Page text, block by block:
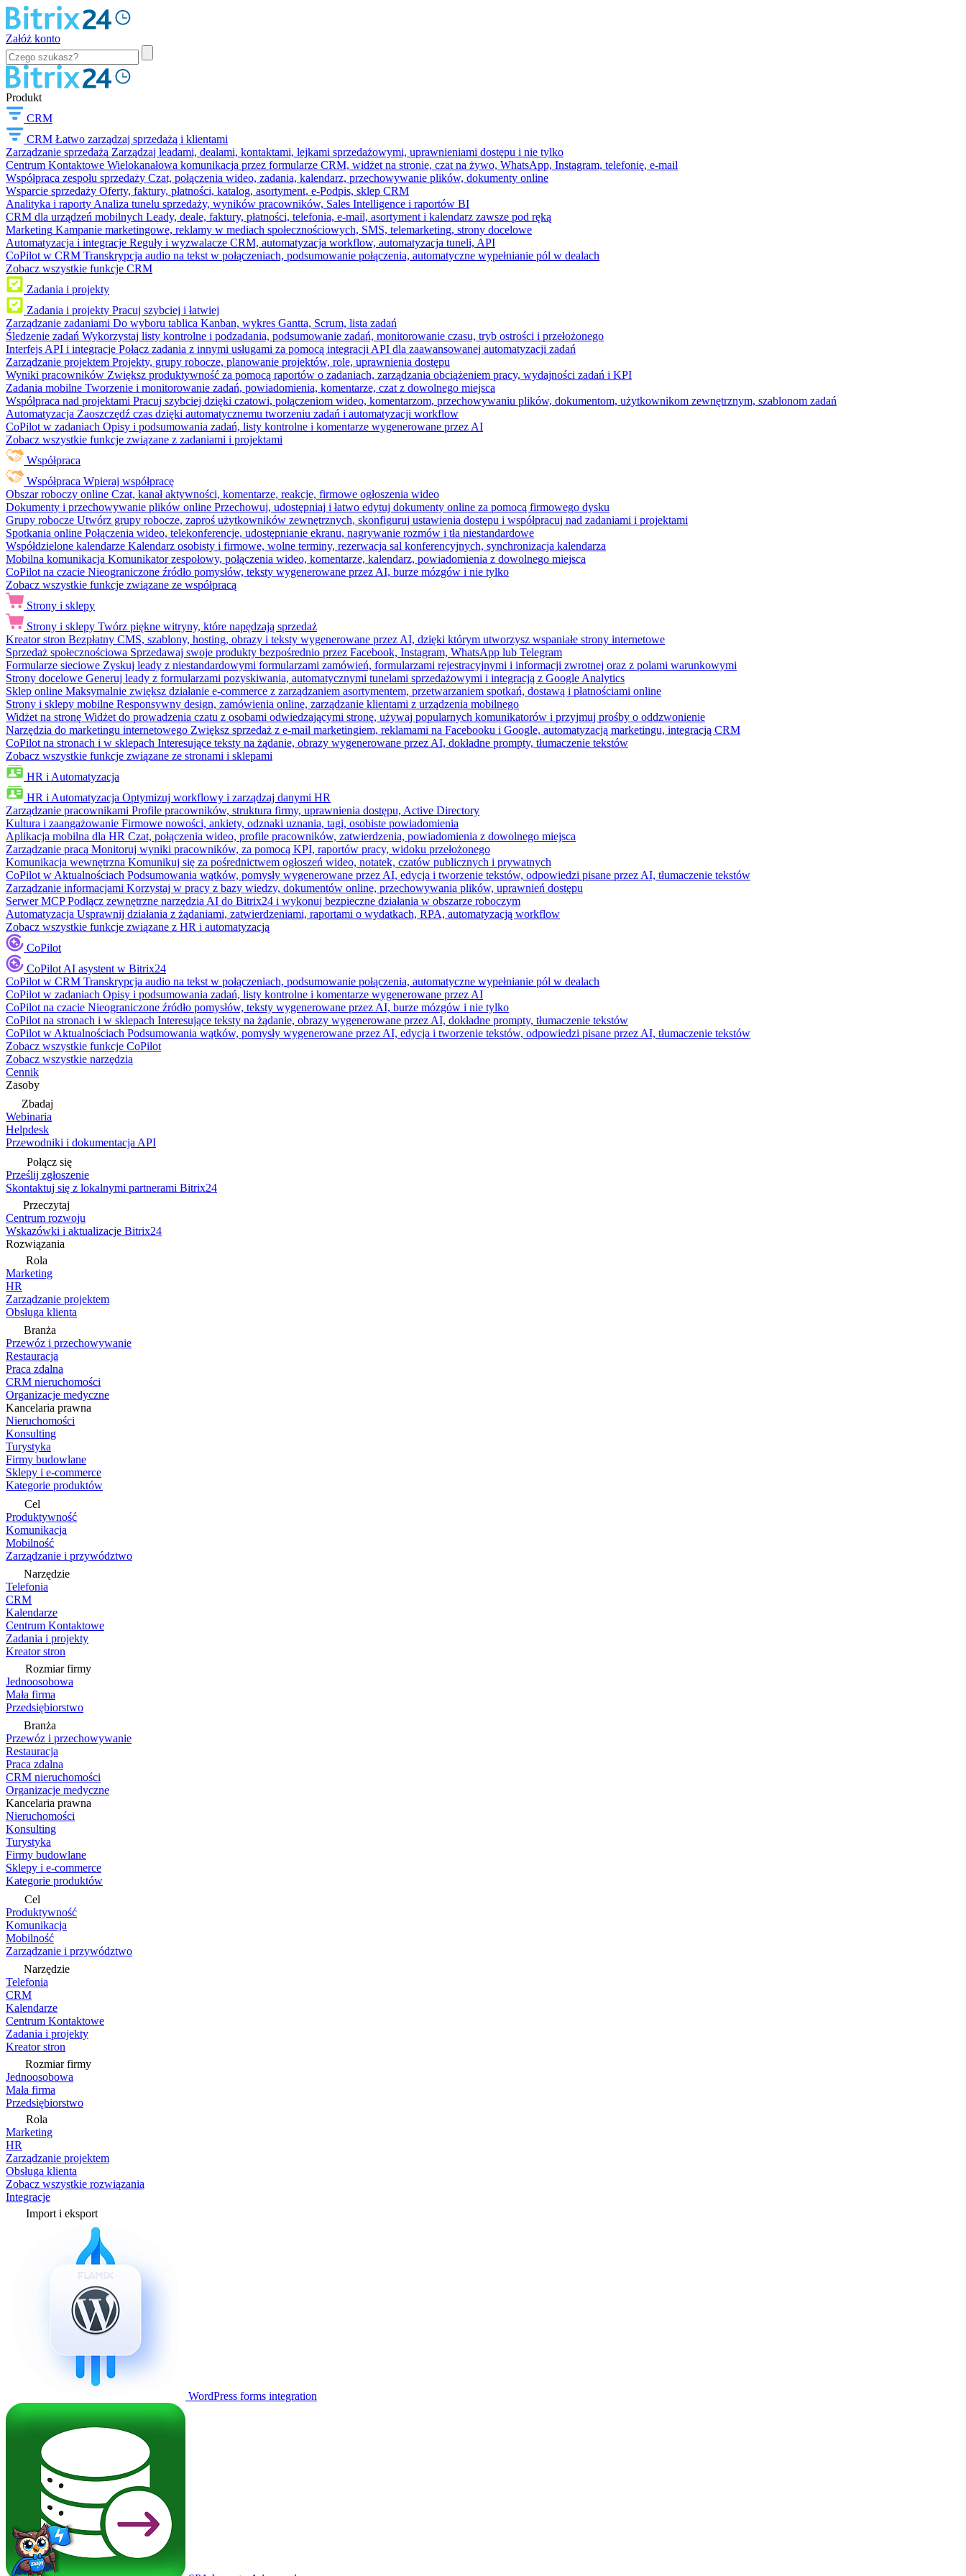
Załóż konto
Produkt
CRM
CRM Łatwo zarządzaj sprzedażą i klientami
Zarządzanie sprzedażą Zarządzaj leadami, dealami, kontaktami, lejkami sprzedażowymi, uprawnieniami dostępu i nie tylko
Centrum Kontaktowe Wielokanałowa komunikacja przez formularze CRM, widżet na stronie, czat na żywo, WhatsApp, Instagram, telefonię, e-mail
Współpraca zespołu sprzedaży Czat, połączenia wideo, zadania, kalendarz, przechowywanie plików, dokumenty online
Wsparcie sprzedaży Oferty, faktury, płatności, katalog, asortyment, e-Podpis, sklep CRM
Analityka i raporty Analiza tunelu sprzedaży, wyników pracowników, Sales Intelligence i raportów BI
CRM dla urządzeń mobilnych Leady, deale, faktury, płatności, telefonia, e-mail, asortyment i kalendarz zawsze pod ręką
Marketing Kampanie marketingowe, reklamy w mediach społecznościowych, SMS, telemarketing, strony docelowe
Automatyzacja i integracje Reguły i wyzwalacze CRM, automatyzacja workflow, automatyzacja tuneli, API
CoPilot w CRM Transkrypcja audio na tekst w połączeniach, podsumowanie połączenia, automatyczne wypełnianie pól w dealach
Zobacz wszystkie funkcje CRM
Zadania i projekty
Zadania i projekty Pracuj szybciej i łatwiej
Zarządzanie zadaniami Do wyboru tablica Kanban, wykres Gantta, Scrum, lista zadań
Śledzenie zadań Wykorzystaj listy kontrolne i podzadania, podsumowanie zadań, monitorowanie czasu, tryb ostrości i przełożonego
Interfejs API i integracje Połącz zadania z innymi usługami za pomocą integracji API dla zaawansowanej automatyzacji zadań
Zarządzanie projektem Projekty, grupy robocze, planowanie projektów, role, uprawnienia dostępu
Wyniki pracowników Zwiększ produktywność za pomocą raportów o zadaniach, zarządzania obciążeniem pracy, wydajności zadań i KPI
Zadania mobilne Tworzenie i monitorowanie zadań, powiadomienia, komentarze, czat z dowolnego miejsca
Współpraca nad projektami Pracuj szybciej dzięki czatowi, połączeniom wideo, komentarzom, przechowywaniu plików, dokumentom, użytkownikom zewnętrznym, szablonom zadań
Automatyzacja Zaoszczędź czas dzięki automatycznemu tworzeniu zadań i automatyzacji workflow
CoPilot w zadaniach Opisy i podsumowania zadań, listy kontrolne i komentarze wygenerowane przez AI
Zobacz wszystkie funkcje związane z zadaniami i projektami
Współpraca
Współpraca Wpieraj współpracę
Obszar roboczy online Czat, kanał aktywności, komentarze, reakcje, firmowe ogłoszenia wideo
Dokumenty i przechowywanie plików online Przechowuj, udostępniaj i łatwo edytuj dokumenty online za pomocą firmowego dysku
Grupy robocze Utwórz grupy robocze, zaproś użytkowników zewnętrznych, skonfiguruj ustawienia dostępu i współpracuj nad zadaniami i projektami
Spotkania online Połączenia wideo, telekonferencje, udostępnianie ekranu, nagrywanie rozmów i tła niestandardowe
Współdzielone kalendarze Kalendarz osobisty i firmowe, wolne terminy, rezerwacja sal konferencyjnych, synchronizacja kalendarza
Mobilna komunikacja Komunikator zespołowy, połączenia wideo, komentarze, kalendarz, powiadomienia z dowolnego miejsca
CoPilot na czacie Nieograniczone źródło pomysłów, teksty wygenerowane przez AI, burze mózgów i nie tylko
Zobacz wszystkie funkcje związane ze współpracą
Strony i sklepy
Strony i sklepy Twórz piękne witryny, które napędzają sprzedaż
Kreator stron Bezpłatny CMS, szablony, hosting, obrazy i teksty wygenerowane przez AI, dzięki którym utworzysz wspaniałe strony internetowe
Sprzedaż społecznościowa Sprzedawaj swoje produkty bezpośrednio przez Facebook, Instagram, WhatsApp lub Telegram
Formularze sieciowe Zyskuj leady z niestandardowymi formularzami zamówień, formularzami rejestracyjnymi i informacji zwrotnej oraz z polami warunkowymi
Strony docelowe Generuj leady z formularzami pozyskiwania, automatycznymi tunelami sprzedażowymi i integracją z Google Analytics
Sklep online Maksymalnie zwiększ działanie e-commerce z zarządzaniem asortymentem, przetwarzaniem spotkań, dostawą i płatnościami online
Strony i sklepy mobilne Responsywny design, zamówienia online, zarządzanie klientami z urządzenia mobilnego
Widżet na stronę Widżet do prowadzenia czatu z osobami odwiedzającymi stronę, używaj popularnych komunikatorów i przyjmuj prośby o oddzwonienie
Narzędzia do marketingu internetowego Zwiększ sprzedaż z e-mail marketingiem, reklamami na Facebooku i Google, automatyzacją marketingu, integracją CRM
CoPilot na stronach i w sklepach Interesujące teksty na żądanie, obrazy wygenerowane przez AI, dokładne prompty, tłumaczenie tekstów
Zobacz wszystkie funkcje związane ze stronami i sklepami
HR i Automatyzacja
HR i Automatyzacja Optymizuj workflowy i zarządzaj danymi HR
Zarządzanie pracownikami Profile pracowników, struktura firmy, uprawnienia dostępu, Active Directory
Kultura i zaangażowanie Firmowe nowości, ankiety, odznaki uznania, tagi, osobiste powiadomienia
Aplikacja mobilna dla HR Czat, połączenia wideo, profile pracowników, zatwierdzenia, powiadomienia z dowolnego miejsca
Zarządzanie pracą Monitoruj wyniki pracowników, za pomocą KPI, raportów pracy, widoku przełożonego
Komunikacja wewnętrzna Komunikuj się za pośrednictwem ogłoszeń wideo, notatek, czatów publicznych i prywatnych
CoPilot w Aktualnościach Podsumowania wątków, pomysły wygenerowane przez AI, edycja i tworzenie tekstów, odpowiedzi pisane przez AI, tłumaczenie tekstów
Zarządzanie informacjami Korzystaj w pracy z bazy wiedzy, dokumentów online, przechowywania plików, uprawnień dostępu
Serwer MCP Podłącz zewnętrzne narzędzia AI do Bitrix24 i wykonuj bezpieczne działania w obszarze roboczym
Automatyzacja Usprawnij działania z żądaniami, zatwierdzeniami, raportami o wydatkach, RPA, automatyzacją workflow
Zobacz wszystkie funkcje związane z HR i automatyzacją
CoPilot
CoPilot AI asystent w Bitrix24
CoPilot w CRM Transkrypcja audio na tekst w połączeniach, podsumowanie połączenia, automatyczne wypełnianie pól w dealach
CoPilot w zadaniach Opisy i podsumowania zadań, listy kontrolne i komentarze wygenerowane przez AI
CoPilot na czacie Nieograniczone źródło pomysłów, teksty wygenerowane przez AI, burze mózgów i nie tylko
CoPilot na stronach i w sklepach Interesujące teksty na żądanie, obrazy wygenerowane przez AI, dokładne prompty, tłumaczenie tekstów
CoPilot w Aktualnościach Podsumowania wątków, pomysły wygenerowane przez AI, edycja i tworzenie tekstów, odpowiedzi pisane przez AI, tłumaczenie tekstów
Zobacz wszystkie funkcje CoPilot
Zobacz wszystkie narzędzia
Cennik
Zasoby
Zbadaj
Webinaria
Helpdesk
Przewodniki i dokumentacja API
Połącz się
Prześlij zgłoszenie
Skontaktuj się z lokalnymi partnerami Bitrix24
Przeczytaj
Centrum rozwoju
Wskazówki i aktualizacje Bitrix24
Rozwiązania
Rola
Marketing
HR
Zarządzanie projektem
Obsługa klienta
Branża
Przewóz i przechowywanie
Restauracja
Praca zdalna
CRM nieruchomości
Organizacje medyczne
Kancelaria prawna
Nieruchomości
Konsulting
Turystyka
Firmy budowlane
Sklepy i e-commerce
Kategorie produktów
Cel
Produktywność
Komunikacja
Mobilność
Zarządzanie i przywództwo
Narzędzie
Telefonia
CRM
Kalendarze
Centrum Kontaktowe
Zadania i projekty
Kreator stron
Rozmiar firmy
Jednoosobowa
Mała firma
Przedsiębiorstwo
Branża
Przewóz i przechowywanie
Restauracja
Praca zdalna
CRM nieruchomości
Organizacje medyczne
Kancelaria prawna
Nieruchomości
Konsulting
Turystyka
Firmy budowlane
Sklepy i e-commerce
Kategorie produktów
Cel
Produktywność
Komunikacja
Mobilność
Zarządzanie i przywództwo
Narzędzie
Telefonia
CRM
Kalendarze
Centrum Kontaktowe
Zadania i projekty
Kreator stron
Rozmiar firmy
Jednoosobowa
Mała firma
Przedsiębiorstwo
Rola
Marketing
HR
Zarządzanie projektem
Obsługa klienta
Zobacz wszystkie rozwiązania
Integracje
Import i eksport
WordPress forms integration